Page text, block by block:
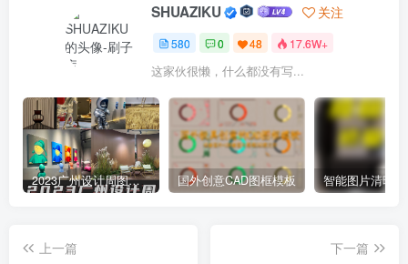
SHUAZIKU 关注
580 0 48 17.6W+
这家伙很懒，什么都没有写...
2023广州设计周图集更新至8000多张高清图+联系方式 国外创意CAD图框模板
上一篇
下一篇